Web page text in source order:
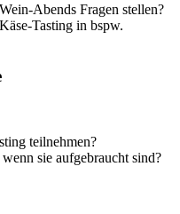
Abends Fragen stellen?
Tasting in bspw.
teilnehmen?
sie aufgebraucht sind?